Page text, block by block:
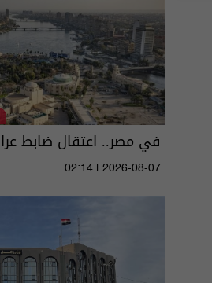
في مصر.. اعتقال ضابط
02:14 | 2026-08-07